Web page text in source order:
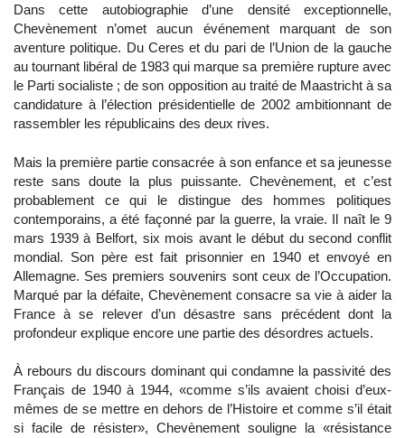
Dans cette autobiographie d’une densité exceptionnelle,
Chevènement n’omet aucun événement marquant de son
aventure politique. Du Ceres et du pari de l’Union de la gauche
au tournant libéral de 1983 qui marque sa première rupture avec
le Parti socialiste ; de son opposition au traité de Maastricht à sa
candidature à l’élection présidentielle de 2002 ambitionnant de
rassembler les républicains des deux rives.
Mais la première partie consacrée à son enfance et sa jeunesse
reste sans doute la plus puissante. Chevènement, et c’est
probablement ce qui le distingue des hommes politiques
contemporains, a été façonné par la guerre, la vraie. Il naît le 9
mars 1939 à Belfort, six mois avant le début du second conflit
mondial. Son père est fait prisonnier en 1940 et envoyé en
Allemagne. Ses premiers souvenirs sont ceux de l’Occupation.
Marqué par la défaite, Chevènement consacre sa vie à aider la
France à se relever d’un désastre sans précédent dont la
profondeur explique encore une partie des désordres actuels.
À rebours du discours dominant qui condamne la passivité des
Français de 1940 à 1944, «comme s’ils avaient choisi d’eux-
mêmes de se mettre en dehors de l’Histoire et comme s’il était
si facile de résister», Chevènement souligne la «résistance